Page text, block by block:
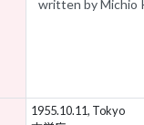
1955.10.11, Tokyo